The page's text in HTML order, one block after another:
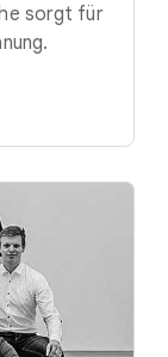
sorgt für